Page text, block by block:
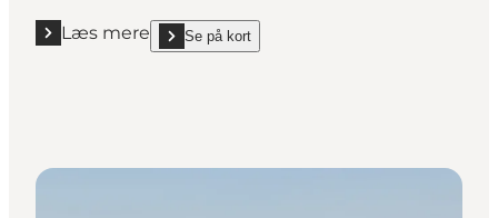
Læs mere
Læs mere "Afslappet sommerstemning på de
Se på kort
show Afslappet sommerstemning på de lokale